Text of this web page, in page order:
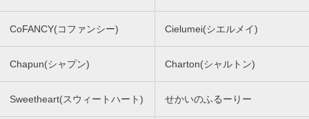
CoFANCY(コファンシー) Cielumei(シエルメイ)
Chapun(シャプン) Charton(シャルトン)
Sweetheart(スウィートハート) せかいのふるーりー